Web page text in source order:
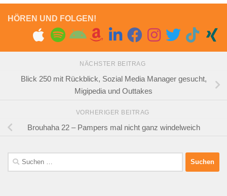
HÖREN UND FOLGEN!
NÄCHSTER BEITRAG
Blick 250 mit Rückblick, Sozial Media Manager gesucht,
Migipedia und Outtakes
VORHERIGER BEITRAG
Brouhaha 22 – Pampers mal nicht ganz windelweich
Suchen
nach: